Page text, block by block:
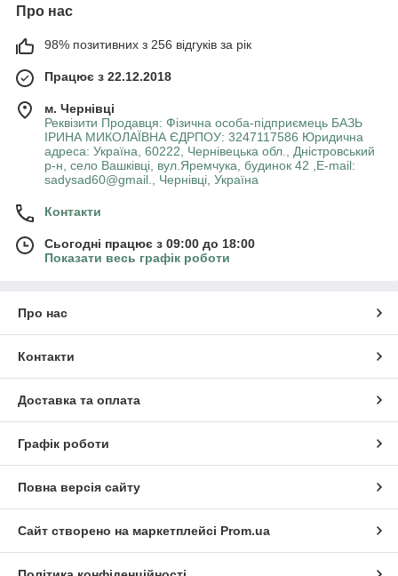
Про нас
98% позитивних з 256 відгуків за рік
Працює з 22.12.2018
м. Чернівці
Реквізити Продавця: Фізична особа-підприємець БАЗЬ
ІРИНА МИКОЛАЇВНА ЄДРПОУ: 3247117586 Юридична
адреса: Україна, 60222, Чернівецька обл., Дністровський
р-н, село Вашківці, вул.Яремчука, будинок 42 ,E-mail:
sadysad60@gmail., Чернівці, Україна
Контакти
Сьогодні працює з 09:00 до 18:00
Показати весь графік роботи
Про нас
Контакти
Доставка та оплата
Графік роботи
Повна версія сайту
Сайт створено на маркетплейсі Prom.ua